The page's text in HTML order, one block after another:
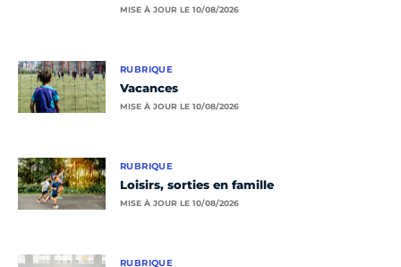
MISE À JOUR LE 10/08/2026
RUBRIQUE
Vacances
MISE À JOUR LE 10/08/2026
RUBRIQUE
Loisirs, sorties en famille
MISE À JOUR LE 10/08/2026
RUBRIQUE